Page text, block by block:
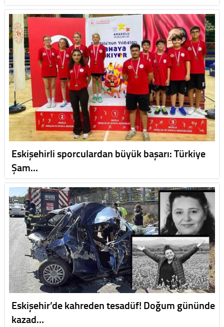
Eskişehirli sporculardan büyük başarı: Türkiye
Şam…
Eskişehir’de kahreden tesadüf! Doğum gününde
kazad…